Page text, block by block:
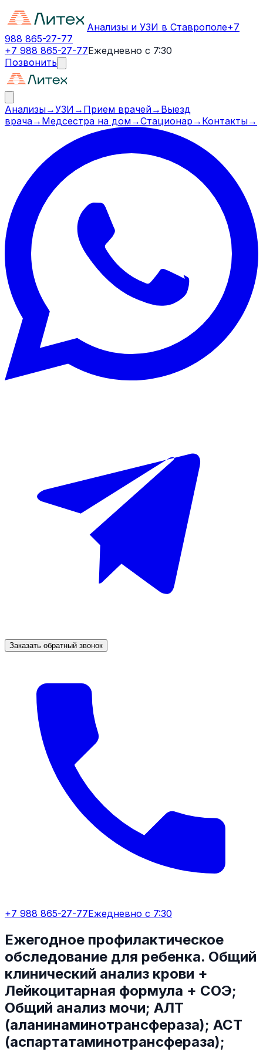
Анализы и УЗИ в Ставрополе+7
988 865-27-77
+7 988 865-27-77Ежедневно с 7:30
Позвонить
Анализы→УЗИ → Прием врачей→ Выезд
врача→ Медсестра на дом→Стационар → Контакты→
Заказать обратный звонок
+7 988 865-27-77Ежедневно с 7:30
Ежегодное профилактическое
обследование для ребенка. Общий
клинический анализ крови +
Лейкоцитарная формула + СОЭ;
Общий анализ мочи; АЛТ
(аланинаминотрансфераза); АСТ
(аспартатаминотрансфераза);